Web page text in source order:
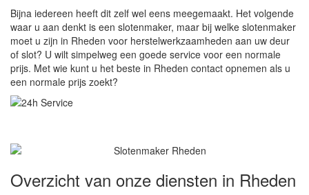
Bijna iedereen heeft dit zelf wel eens meegemaakt. Het volgende
waar u aan denkt is een slotenmaker, maar bij welke slotenmaker
moet u zijn in Rheden voor herstelwerkzaamheden aan uw deur
of slot? U wilt simpelweg een goede service voor een normale
prijs. Met wie kunt u het beste in Rheden contact opnemen als u
een normale prijs zoekt?
Overzicht van onze diensten in Rheden